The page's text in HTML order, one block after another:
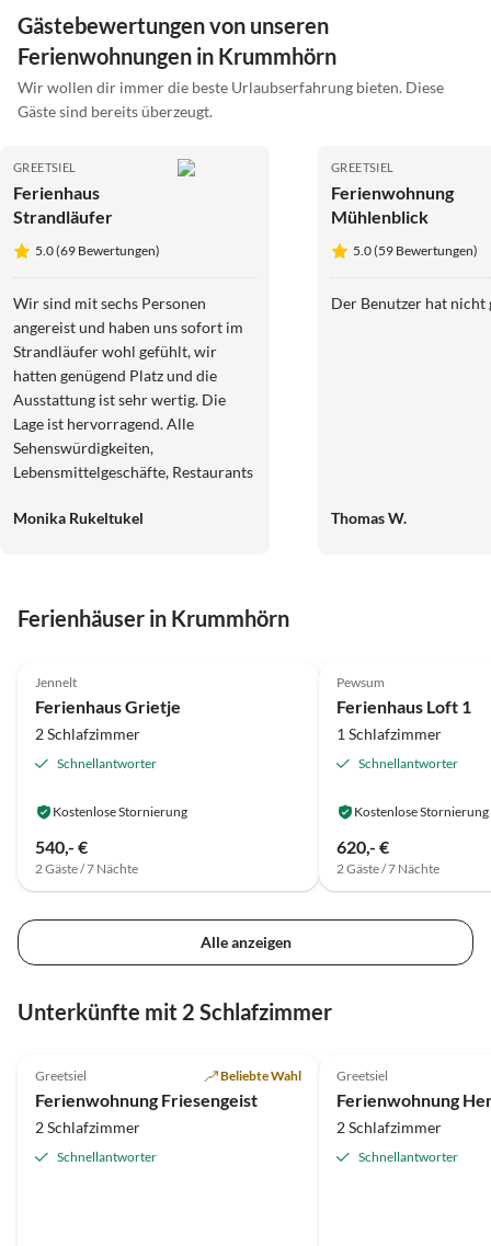
Gästebewertungen von unseren
Ferienwohnungen in Krummhörn
Wir wollen dir immer die beste Urlaubserfahrung bieten. Diese
Gäste sind bereits überzeugt.
GREETSIEL
Ferienhaus
Strandläufer
5.0 (69 Bewertungen)
Wir sind mit sechs Personen
angereist und haben uns sofort im
Strandläufer wohl gefühlt, wir
hatten genügend Platz und die
Ausstattung ist sehr wertig. Die
Lage ist hervorragend. Alle
Sehenswürdigkeiten,
Lebensmittelgeschäfte, Restaurants
erreichbar. Einfach optimal! Die
wunderschönen Urlaub im
empfehlen.
Monika Rukeltukel
GREETSIEL
Ferienwohnung
Mühlenblick
5.0 (59 Bewertungen)
Der Benutzer hat nicht
Thomas W.
Ferienhäuser in Krummhörn
Jennelt
Ferienhaus Grietje
2 Schlafzimmer
Schnellantworter
Kostenlose Stornierung
540,- €
2 Gäste / 7 Nächte
Pewsum
Ferienhaus Loft 1
1 Schlafzimmer
Schnellantworter
Kostenlose Stornierung
620,- €
2 Gäste / 7 Nächte
Alle anzeigen
Unterkünfte mit 2 Schlafzimmer
Greetsiel Beliebte Wahl
Ferienwohnung Friesengeist
2 Schlafzimmer
Schnellantworter
Greetsiel
2 Schlafzimmer
Schnellantworter